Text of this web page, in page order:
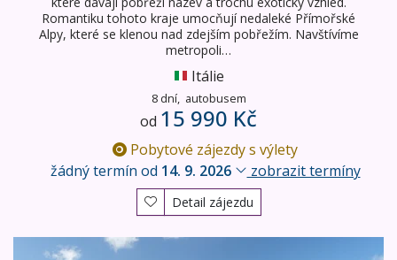
Romantiku tohoto kraje umocňují nedaleké Přímořské
Alpy, které se klenou nad zdejším pobřežím. Navštívíme
metropoli…
Itálie
8 dní, autobusem
od 15 990 Kč
Pobytové zájezdy s výlety
žádný termín od 14. 9. 2026 zobrazit termíny
Detail zájezdu
Turistické Toskánsko - Apeniny, Apuánské Alpy, Cinque